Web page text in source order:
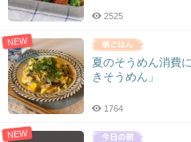
2525
NEW
夏のそうめん消費
きそうめん」
1764
NEW